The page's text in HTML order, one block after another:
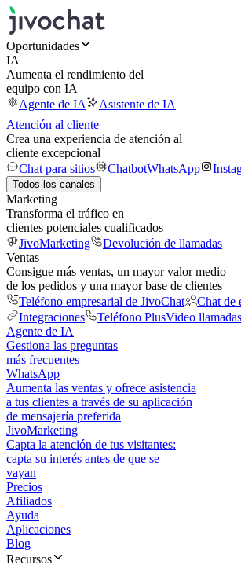
Oportunidades
IA
Aumenta el rendimiento del
equipo con IA
Agente de IA
Asistente de IA
Atención al cliente
Crea una experiencia de atención al
cliente excepcional
Chat para sitios
ChatbotWhatsApp
Todos los canales
Marketing
Transforma el tráfico en
clientes potenciales cualificados
JivoMarketing
Devolución de llamadas
Ventas
Consigue más ventas, un mayor valor medio
de los pedidos y una mayor base de clientes
Teléfono empresarial de JivoChat
Chat de
Integraciones
Teléfono PlusVideo llamadas
Agente de IA
Gestiona las preguntas
más frecuentes
WhatsApp
Aumenta las ventas y ofrece asistencia
a tus clientes a través de su aplicación
de mensajería preferida
JivoMarketing
Capta la atención de tus visitantes:
capta su interés antes de que se
vayan
Precios
Afiliados
Ayuda
Aplicaciones
Blog
Recursos